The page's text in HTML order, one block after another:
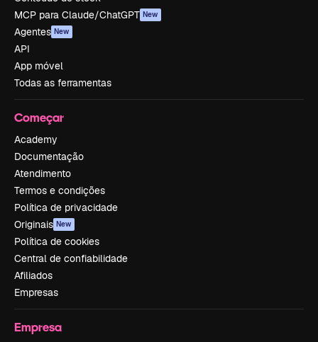
MCP para Claude/ChatGPT New
Agentes New
API
App móvel
Todas as ferramentas
Começar
Academy
Documentação
Atendimento
Termos e condições
Política de privacidade
Originais New
Política de cookies
Central de confiabilidade
Afiliados
Empresas
Empresa